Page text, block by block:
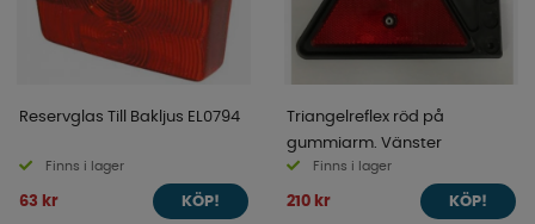
Reservglas Till Bakljus EL0794
Finns i lager
63 kr KÖP!
Triangelreflex röd på
gummiarm. Vänster
Finns i lager
210 kr KÖP!